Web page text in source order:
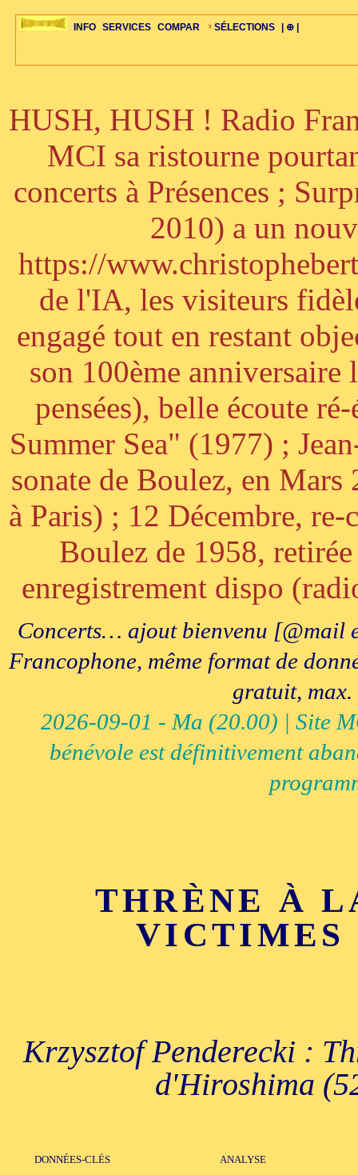
INFO
ÉDITORIAUX ACTUS-CONCERTS HISTOIRE PAYS STYLES-ÉCOLES
SERVICES
MAJ-LISTE ARCH-CONCERTS LIENS RADIOS VIDÉOS PLAN FAQS
COMPAR
SÉLECTION GUIDE-EXPRESS ŒUVRES BIOGRAPHIES PERSPECTIVE
SÉLECTIONS
SÉLECTION COMPOS-INTRO COMPO-INDIV ŒUVRES-INDIV
| ⊕ |
20ÈME PARAL 1001 CD TOP-REC BONUS-ROMANS BONUS-FILMS
CELLO-C
ALTO-C
VIOLON-C
PIANO-CONC GRAND-
HUSH, HUSH ! Radio
MCI sa ristourne
concerts à Présences ;
2010) a un
https://
de l'IA, les visiteurs
engagé tout en restant
son 100ème
pensées), belle écoute
Summer Sea" (1977) ;
sonate de Boulez, en
à Paris) ; 12 Décembre,
Boulez de 1958,
enregistrement dispo
Concerts… ajout bienvenu [@mail
Francophone, même format de
gratuit,
2026-09-01 - Ma (20.00) | Site
bénévole est définitivement
THRÈNE À
VICTIMES
Krzysztof Penderecki :
d'Hiroshima
DONNÉES-CLÉS ANALYSE